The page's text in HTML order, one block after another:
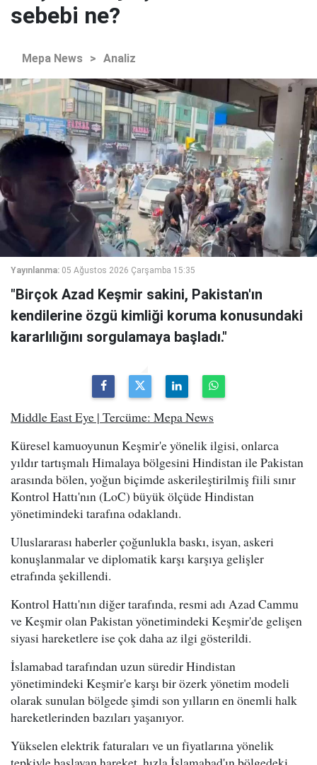
sebebi ne?
Mepa News > Analiz
Yayınlanma: 05 Ağustos 2026 Çarşamba 15:35
"Birçok Azad Keşmir sakini, Pakistan'ın
kendilerine özgü kimliği koruma konusundaki
kararlılığını sorgulamaya başladı."
Middle East Eye | Tercüme: Mepa News
Küresel kamuoyunun Keşmir'e yönelik ilgisi, onlarca
yıldır tartışmalı Himalaya bölgesini Hindistan ile Pakistan
arasında bölen, yoğun biçimde askerileştirilmiş fiili sınır
Kontrol Hattı'nın (LoC) büyük ölçüde Hindistan
yönetimindeki tarafına odaklandı.
Uluslararası haberler çoğunlukla baskı, isyan, askeri
konuşlanmalar ve diplomatik karşı karşıya gelişler
etrafında şekillendi.
Kontrol Hattı'nın diğer tarafında, resmi adı Azad Cammu
ve Keşmir olan Pakistan yönetimindeki Keşmir'de gelişen
siyasi hareketlere ise çok daha az ilgi gösterildi.
İslamabad tarafından uzun süredir Hindistan
yönetimindeki Keşmir'e karşı bir özerk yönetim modeli
olarak sunulan bölgede şimdi son yılların en önemli halk
hareketlerinden bazıları yaşanıyor.
Yükselen elektrik faturaları ve un fiyatlarına yönelik